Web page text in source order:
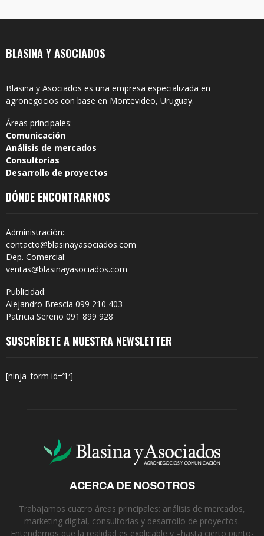
BLASINA Y ASOCIADOS
Blasina y Asociados es una empresa especializada en
agronegocios con base en Montevideo, Uruguay.
Áreas principales:
Comunicación
Análisis de mercados
Consultorías
Desarrollo de proyectos
DÓNDE ENCONTRARNOS
Administración:
contacto@blasinayasociados.com
Dep. Comercial:
ventas@blasinayasociados.com
Publicidad:
Alejandro Brescia 099 210 403
Patricia Sereno 091 899 928
SUSCRÍBETE A NUESTRA NEWSLETTER
[ninja_form id=’1′]
ACERCA DE NOSOTROS
Trabajamos cuatro áreas principales: análisis de mercados,
marketing digital, consultorías y desarrollo de proyectos.
Entendemos que la realidad es explicable y –hasta cierto punto-